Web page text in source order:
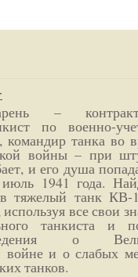
–
по военно-
командир танка во
войны – при
и его душа
1941 года.
тяжелый танк
все свои
танкиста и
о
войне и о слабых
танков.